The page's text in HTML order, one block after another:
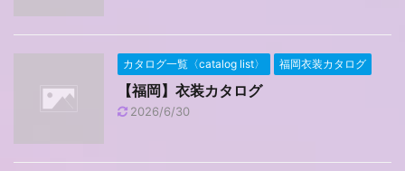
カタログ一覧〈catalog list〉 福岡衣装カタログ
【福岡】衣装カタログ
2026/6/30